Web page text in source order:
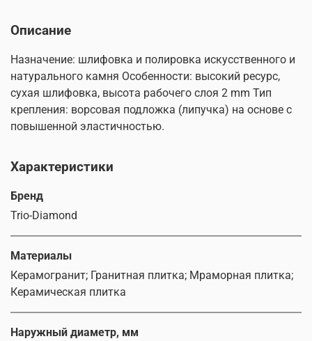
Описание
Назначение: шлифовка и полировка искусственного и
натурального камня Особенности: высокий ресурс,
сухая шлифовка, высота рабочего слоя 2 mm Тип
крепления: ворсовая подложка (липучка) на основе с
повышенной эластичностью.
Характеристики
Бренд
Trio-Diamond
Материалы
Керамогранит; Гранитная плитка; Мраморная плитка;
Керамическая плитка
Наружный диаметр, мм